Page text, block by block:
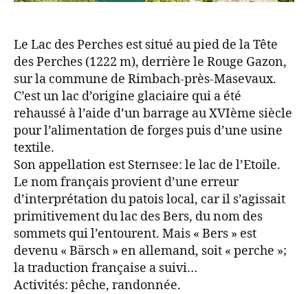
Le Lac des Perches est situé au pied de la Tête
des Perches (1222 m), derrière le Rouge Gazon,
sur la commune de Rimbach-près-Masevaux.
C’est un lac d’origine glaciaire qui a été
rehaussé à l’aide d’un barrage au XVIème siècle
pour l’alimentation de forges puis d’une usine
textile.
Son appellation est Sternsee: le lac de l’Etoile.
Le nom français provient d’une erreur
d’interprétation du patois local, car il s’agissait
primitivement du lac des Bers, du nom des
sommets qui l’entourent. Mais « Bers » est
devenu « Bärsch » en allemand, soit « perche »;
la traduction française a suivi…
Activités: pêche, randonnée.